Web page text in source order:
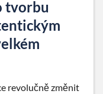
tvorbu
revolučně změnit